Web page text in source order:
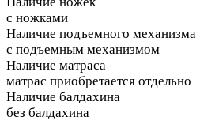
с ножками
Наличие подъемного механизма
с подъемным механизмом
Наличие матраса
матрас приобретается отдельно
Наличие балдахина
без балдахина